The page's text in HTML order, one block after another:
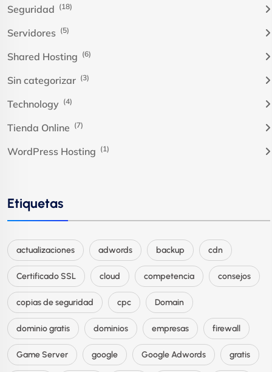
Seguridad (18)
Servidores (5)
Shared Hosting (6)
Sin categorizar (3)
Technology (4)
Tienda Online (7)
WordPress Hosting (1)
Etiquetas
actualizaciones adwords backup cdn
Certificado SSL cloud competencia consejos
copias de seguridad cpc Domain
dominio gratis dominios empresas firewall
Game Server google Google Adwords gratis